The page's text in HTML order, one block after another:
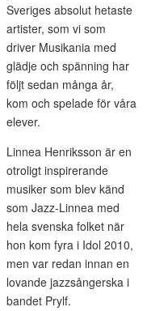
Sveriges absolut hetaste
artister, som vi som
driver Musikania med
glädje och spänning har
följt sedan många år,
kom och spelade för våra
elever.
Linnea Henriksson är en
otroligt inspirerande
musiker som blev känd
som Jazz-Linnea med
hela svenska folket när
hon kom fyra i Idol 2010,
men var redan innan en
lovande jazzsångerska i
bandet Prylf.